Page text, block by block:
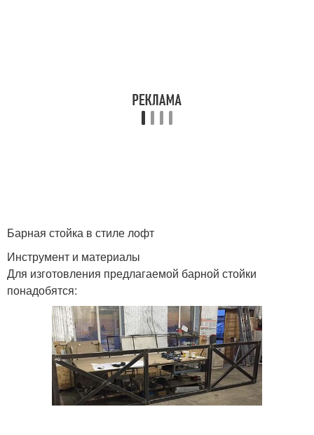
Барная стойка в стиле лофт
Инструмент и материалы
Для изготовления предлагаемой барной стойки
понадобятся: